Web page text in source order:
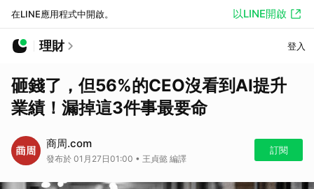
在LINE應用程式中開啟。 以LINE開啟
理財 登入
砸錢了，但56%的CEO沒看到AI提升
業績！漏掉這3件事最要命
商周.com
發布於 01月27日01:00 • 王貞懿 編譯
訂閱